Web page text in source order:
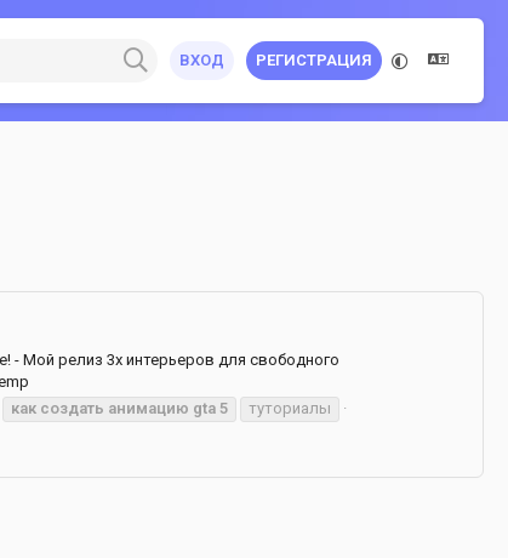
ВХОД РЕГИСТРАЦИЯ
- Мой релиз 3х интерьеров для свободного
как создать анимацию gta 5
туториалы